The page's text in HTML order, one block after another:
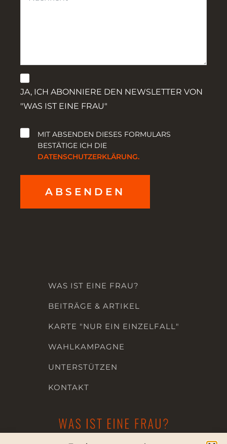
JA, ICH ABONNIERE DEN NEWSLETTER VON
"WAS IST EINE FRAU"
MIT ABSENDEN DIESES FORMULARS
BESTÄTIGE ICH DIE
DATENSCHUTZERKLÄRUNG.
ABSENDEN
WAS IST EINE FRAU?
BEITRÄGE & ARTIKEL
KARTE "NUR EIN EINZELFALL"
WAHLKAMPAGNE
UNTERSTÜTZEN
KONTAKT